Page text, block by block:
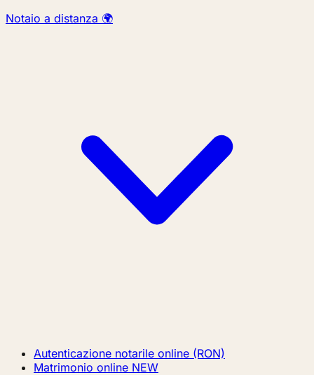
Notaio a distanza 🌍
Autenticazione notarile online (RON)
Matrimonio online NEW